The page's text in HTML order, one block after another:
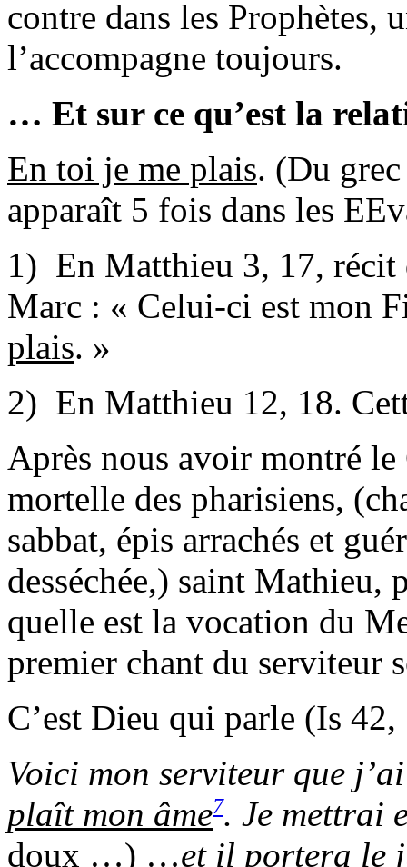
contre dans les Prophètes,
l’accompagne toujours.
… Et sur ce qu’est la
En toi je me plais. (Du grec
apparaît 5 fois dans les
1) En Matthieu 3, 17, récit
Marc : « Celui-ci est mon
plais. »
2) En Matthieu 12, 18.
Après nous avoir montré
mortelle des pharisiens,
sabbat, épis arrachés et
desséchée,) saint Mathieu,
quelle est la vocation du
premier chant du serviteur
C’est Dieu qui parle (Is
Voici mon serviteur que
plaît mon âme7. Je mettrai
doux …) …et il portera le